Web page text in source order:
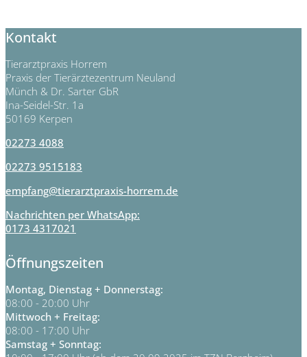
Kontakt
Tierarztpraxis Horrem
Praxis der Tierärztezentrum Neuland
Münch & Dr. Sarter GbR
Ina-Seidel-Str. 1a
50169 Kerpen
02273 4088
02273 9515183
empfang@tierarztpraxis-horrem.de
Nachrichten per WhatsApp:
0173 4317021
Öffnungszeiten
Montag, Dienstag + Donnerstag:
08:00 - 20:00 Uhr
Mittwoch + Freitag:
08:00 - 17:00 Uhr
Samstag + Sonntag: